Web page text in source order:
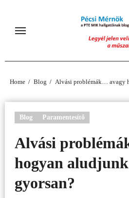
content
Home Blog Alvási problémák… avagy
Blog Paramentesítő
Alvási
hogyan
gyorsan?